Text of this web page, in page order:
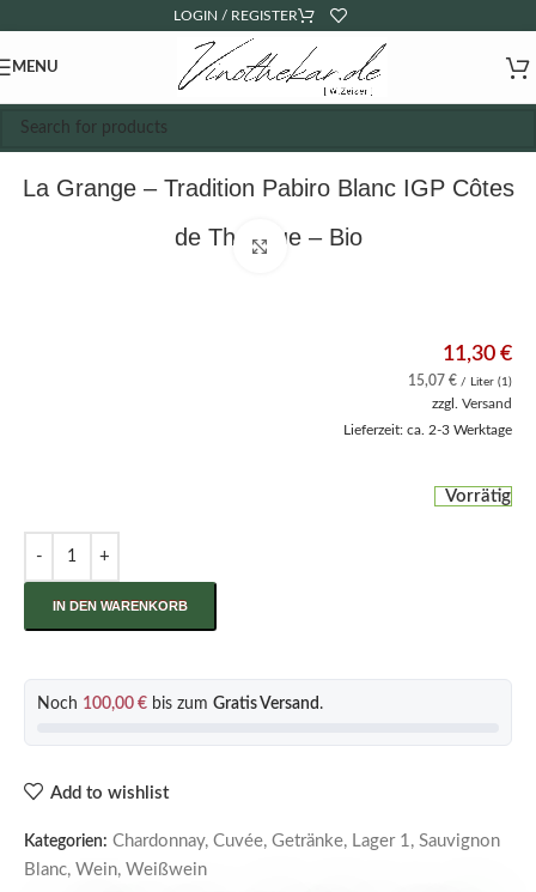
LOGIN / REGISTER
MENU
La Grange – Tradition Pabiro Blanc IGP Côtes
de Thongue – Bio
Click to enlarge
11,30 €
15,07 € / Liter (1)
zzgl. Versand
Lieferzeit: ca. 2-3 Werktage
Vorrätig
IN DEN WARENKORB
Noch 100,00 € bis zum Gratis Versand .
Add to wishlist
Kategorien: Chardonnay, Cuvée, Getränke, Lager 1, Sauvignon
Blanc, Wein, Weißwein